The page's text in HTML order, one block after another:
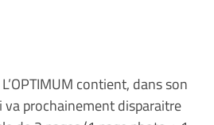
contient, dans son
prochainement disparaitre